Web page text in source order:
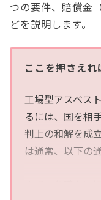
つの要件、賠償金
どを説明します。
ここを押さえれ
工場型アスベス
るには、国を相
判上の和解を成
は通常、以下の
まず、弁護士に